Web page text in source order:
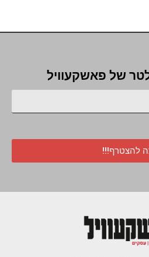
של פאשקעוויל
להצטרף!!!